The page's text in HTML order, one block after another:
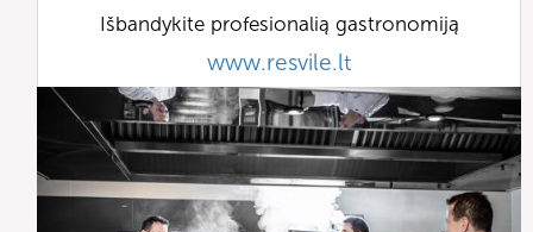
Išbandykite profesionalią gastronomiją
www.resvile.lt